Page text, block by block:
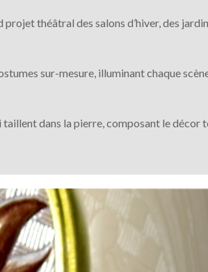
théâtral des salons d’hiver, des
sur-mesure, illuminant chaque
dans la pierre, composant le décor